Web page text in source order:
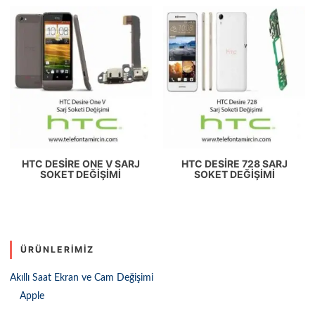
HTC DESIRE ONE V SARJ
SOKET DEĞIŞIMI
HTC DESIRE 728 SARJ
SOKET DEĞIŞIMI
ÜRÜNLERIMIZ
Akıllı Saat Ekran ve Cam Değişimi
Apple